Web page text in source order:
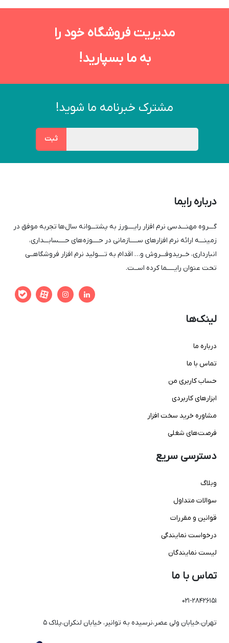
مدیریت فروشگاه خود را
به ما بسپارید!
مشترک خبرنامه ما شوید!
درباره رایما
گـــروه مهنـــدسی نرم افزار رایــــورز به پشتـــوانه سال‌ها تجربه موفق در
زمینـــه ارائه نرم افزار‌های ســـــازمانی در حــــوزه‌های حــــسابـــداری،
انبارداری، خــریدوفـــروش و… اقدام به تــــولید نرم افزار فروشگاهــی
تحت عنوان رایـــــما کرده اســت.


لینک‌ها
درباره ما
تماس با ما
حساب کاربری من
ابزارهای کاربردی
مشاوره خرید سخت افزار
فرصت‌های شغلی
دسترسی سریع
وبلاگ
سوالات متداول
قوانین و مقررات
درخواست نمایندگی
لیست نمایندگان
تماس با ما
021-28426151
تهران،خیابان ولی عصر،نرسیده به توانیر، خیابان لنکران،پلاک 5